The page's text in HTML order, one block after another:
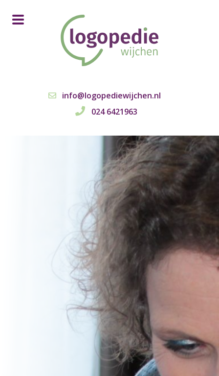
info@logopediewijchen.nl
024 6421963